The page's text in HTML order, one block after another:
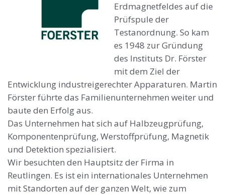
Erdmagnetfeldes auf die
Prüfspule der
Testanordnung. So kam
es 1948 zur Gründung
des Instituts Dr. Förster
mit dem Ziel der
Entwicklung industreigerechter Apparaturen. Martin
Förster führte das Familienunternehmen weiter und
baute den Erfolg aus.
Das Unternehmen hat sich auf Halbzeugprüfung,
Komponentenprüfung, Werstoffprüfung, Magnetik
und Detektion spezialisiert.
Wir besuchten den Hauptsitz der Firma in
Reutlingen. Es ist ein internationales Unternehmen
mit Standorten auf der ganzen Welt, wie zum